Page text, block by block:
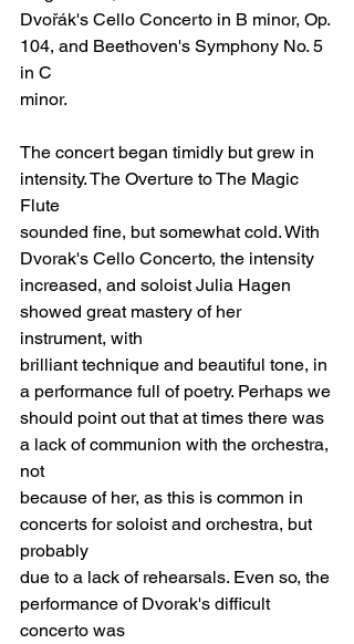
Dvořák's Cello Concerto in B minor, Op.
104, and Beethoven's Symphony No. 5
in C
minor.
The concert began timidly but grew in
intensity. The Overture to The Magic
Flute
sounded fine, but somewhat cold. With
Dvorak's Cello Concerto, the intensity
increased, and soloist Julia Hagen
showed great mastery of her
instrument, with
brilliant technique and beautiful tone, in
a performance full of poetry. Perhaps we
should point out that at times there was
a lack of communion with the orchestra,
not
because of her, as this is common in
concerts for soloist and orchestra, but
probably
due to a lack of rehearsals. Even so, the
performance of Dvorak's difficult
concerto was